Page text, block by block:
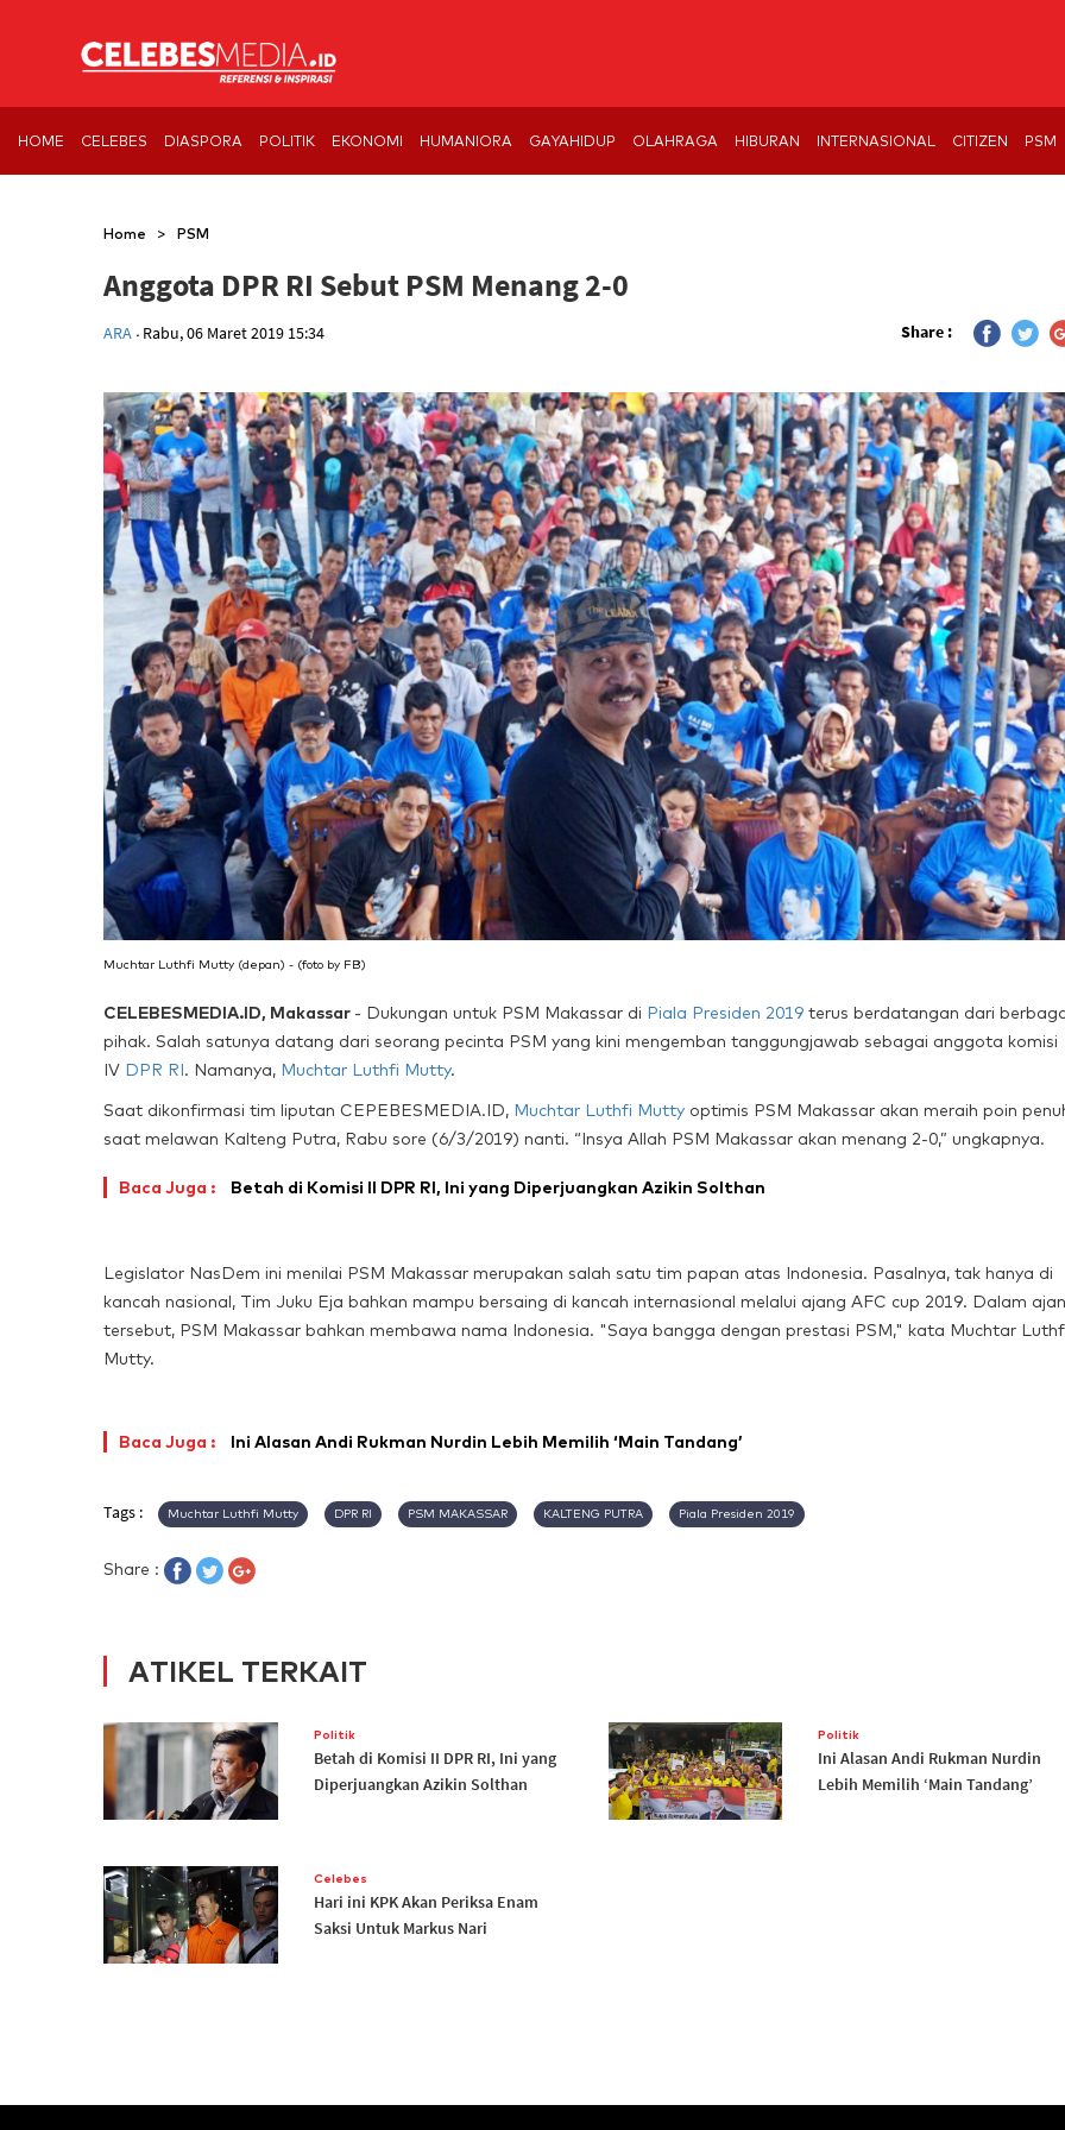
HOME CELEBES DIASPORA POLITIK EKONOMI HUMANIORA GAYAHIDUP OLAHRAGA HIBURAN INTERNASIONAL CITIZEN PSM
Home > PSM
Anggota DPR RI Sebut PSM Menang 2-0
ARA . Rabu, 06 Maret 2019 15:34 Share :
Muchtar Luthfi Mutty (depan) - (foto by FB)
CELEBESMEDIA.ID, Makassar - Dukungan untuk PSM Makassar di Piala Presiden 2019 terus berdatangan dari
pihak. Salah satunya datang dari seorang pecinta PSM yang kini mengemban tanggungjawab sebagai anggota komisi
IV DPR RI. Namanya, Muchtar Luthfi Mutty.
Saat dikonfirmasi tim liputan CEPEBESMEDIA.ID, Muchtar Luthfi Mutty optimis PSM Makassar akan meraih poin
saat melawan Kalteng Putra, Rabu sore (6/3/2019) nanti. “Insya Allah PSM Makassar akan menang 2-0,” ungkapnya.
Baca Juga : Betah di Komisi II DPR RI, Ini yang Diperjuangkan Azikin Solthan
Legislator NasDem ini menilai PSM Makassar merupakan salah satu tim papan atas Indonesia. Pasalnya, tak hanya di
kancah nasional, Tim Juku Eja bahkan mampu bersaing di kancah internasional melalui ajang AFC cup 2019. Dalam
tersebut, PSM Makassar bahkan membawa nama Indonesia. "Saya bangga dengan prestasi PSM," kata Muchtar
Mutty.
Baca Juga : Ini Alasan Andi Rukman Nurdin Lebih Memilih ‘Main Tandang’
Tags : Muchtar Luthfi Mutty DPR RI PSM MAKASSAR KALTENG PUTRA Piala Presiden 2019
Share :
ATIKEL TERKAIT
Politik
Betah di Komisi II DPR RI, Ini yang
Diperjuangkan Azikin Solthan
Politik
Ini Alasan Andi Rukman Nurdin
Lebih Memilih ‘Main Tandang’
Celebes
Hari ini KPK Akan Periksa Enam
Saksi Untuk Markus Nari